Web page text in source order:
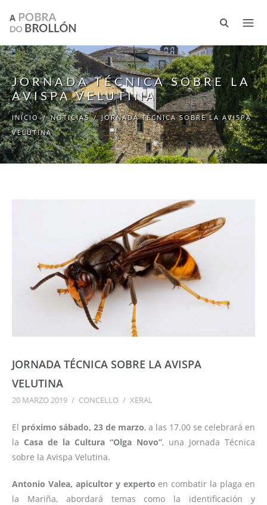
JORNADA TÉCNICA SOBRE LA
AVISPA VELUTINA
INICIO / NOTICIAS / JORNADA TÉCNICA SOBRE LA AVISPA
VELUTINA
JORNADA TÉCNICA SOBRE LA AVISPA
VELUTINA
20 MARZO 2019 / CONCELLO / XERAL
El próximo sábado, 23 de marzo, a las 17.00 se celebrará en
la Casa de la Cultura “Olga Novo”, una Jornada Técnica
sobre la Avispa Velutina.
Antonio Valea, apicultor y experto en combatir la plaga en
la Mariña, abordará temas como la identificación y